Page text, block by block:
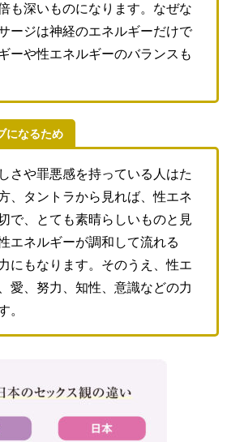
も深いものになります。なぜな
ージは神経のエネルギーだけで
ーや性エネルギーのバランスも
になるため
さや罪悪感を持っている人はた
、タントラから見れば、性エネ
で、とても素晴らしいものと見
エネルギーが調和して流れる
にもなります。そのうえ、性エ
愛、努力、知性、意識などの力
。